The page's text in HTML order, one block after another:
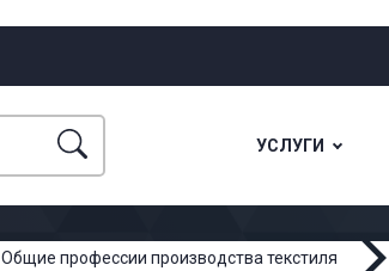
УСЛУГИ
Общие профессии производства текстиля